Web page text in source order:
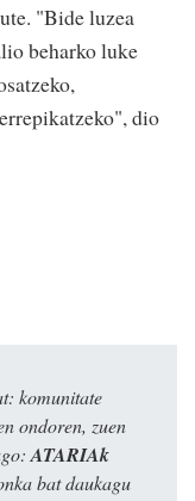
"Bide luzea
beharko luke
dio
komunitate
ondoren, zuen
ATARIAk
bat daukagu